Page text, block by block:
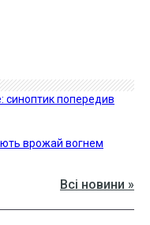
попередив
врожай вогнем
Всі новини »